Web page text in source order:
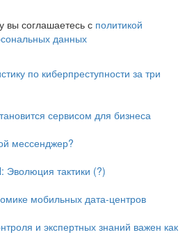
соглашаетесь с политикой
данных
по киберпреступности за три
сервисом для бизнеса
мессенджер?
тактики (?)
мобильных дата-центров
и экспертных знаний важен как